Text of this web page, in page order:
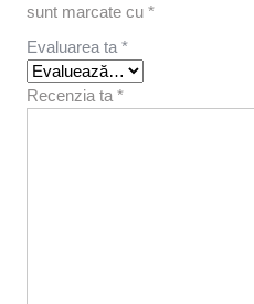
sunt marcate cu *
Evaluarea ta *
Recenzia ta *